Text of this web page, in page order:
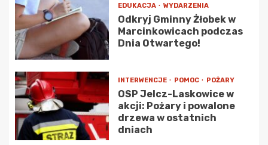
EDUKACJA WYDARZENIA
Odkryj Gminny Żłobek w
Marcinkowicach podczas
Dnia Otwartego!
INTERWENCJE POMOC POŻARY
OSP Jelcz-Laskowice w
akcji: Pożary i powalone
drzewa w ostatnich
dniach